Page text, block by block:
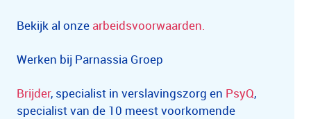
Bekijk al onze arbeidsvoorwaarden.
Werken bij Parnassia Groep
Brijder, specialist in verslavingszorg en PsyQ,
specialist van de 10 meest voorkomende